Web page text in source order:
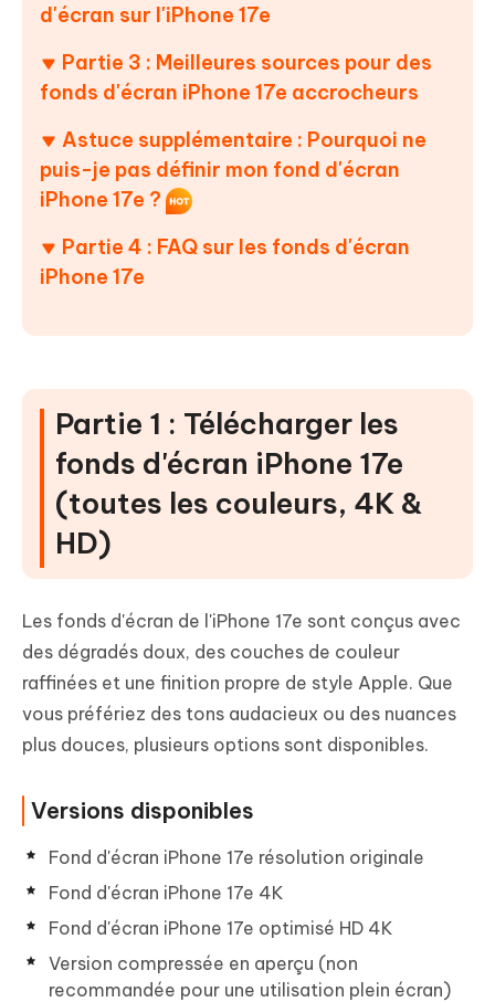
d'écran sur l'iPhone 17e
Partie 3 : Meilleures sources pour des
fonds d'écran iPhone 17e accrocheurs
Astuce supplémentaire : Pourquoi ne
puis-je pas définir mon fond d'écran
iPhone 17e ?
Partie 4 : FAQ sur les fonds d'écran
iPhone 17e
Partie 1 : Télécharger les
fonds d'écran iPhone 17e
(toutes les couleurs, 4K &
HD)
Les fonds d'écran de l'iPhone 17e sont conçus avec
des dégradés doux, des couches de couleur
raffinées et une finition propre de style Apple. Que
vous préfériez des tons audacieux ou des nuances
plus douces, plusieurs options sont disponibles.
Versions disponibles
Fond d'écran iPhone 17e résolution originale
Fond d'écran iPhone 17e 4K
Fond d'écran iPhone 17e optimisé HD 4K
Version compressée en aperçu (non
recommandée pour une utilisation plein écran)